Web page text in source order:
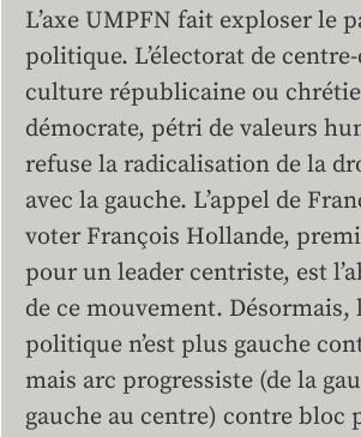
L’axe UMPFN fait exploser le
politique. L’électorat de
culture républicaine ou
démocrate, pétri de valeurs
refuse la radicalisation de la
avec la gauche. L’appel de
voter François Hollande,
pour un leader centriste, est
de ce mouvement. Désormais,
politique n’est plus gauche
mais arc progressiste (de la
gauche au centre) contre bloc